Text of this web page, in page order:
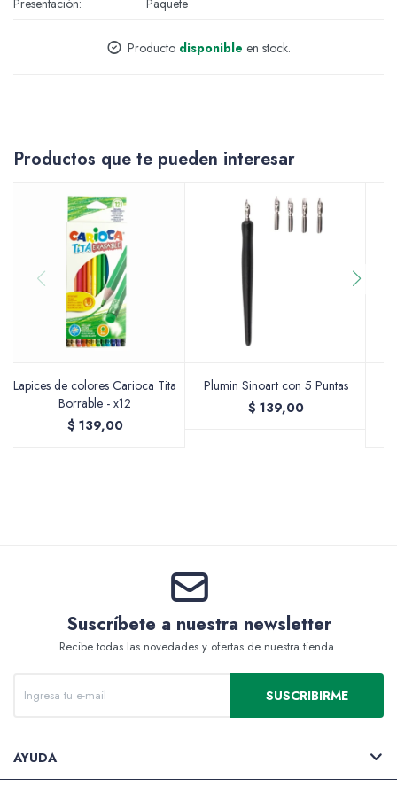
Presentación Paquete
Producto disponible en stock.
Productos que te pueden interesar
Lapices de colores Carioca Tita
Borrable - x12
$ 139,00
Plumin Sinoart con 5 Puntas
$ 139,00
Suscríbete a nuestra newsletter
Recibe todas las novedades y ofertas de nuestra tienda.
SUSCRIBIRME
AYUDA
Pinturas
Soportes Artísticos
Pinceles
Packs